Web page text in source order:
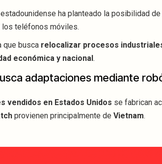
ha planteado la posibilidad
los teléfonos móviles.
que busca relocalizar procesos
económica y nacional .
adaptaciones mediante
vendidos en Estados Unidos se fabrican
provienen principalmente de Vietnam.